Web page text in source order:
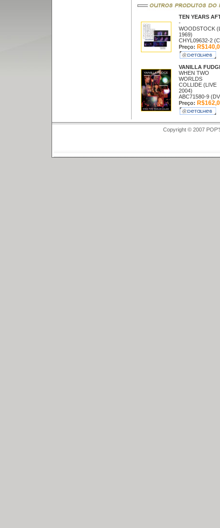
TEN YEARS
-
WOODSTOCK
1969)
CHYL09632-2
Preço:
VANILLA
WHEN TWO
WORLDS
COLLIDE (LIVE
2004)
ABC71580-9
Preço:
Copyright © 2007